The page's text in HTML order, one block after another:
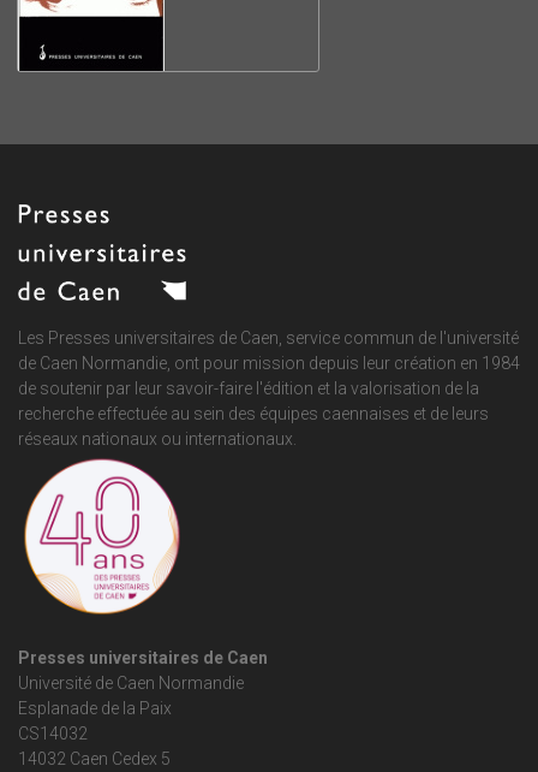
Les Presses universitaires de Caen, service commun de l'université
de Caen Normandie, ont pour mission depuis leur création en 1984
de soutenir par leur savoir-faire l'édition et la valorisation de la
recherche effectuée au sein des équipes caennaises et de leurs
réseaux nationaux ou internationaux.
Presses universitaires de Caen
Université de Caen Normandie
Esplanade de la Paix
CS14032
14032 Caen Cedex 5